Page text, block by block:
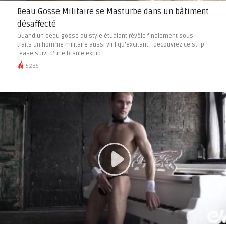
Beau Gosse Militaire se Masturbe dans un bâtiment
désaffecté
Quand un beau gosse au style étudiant révèle finalement sous
traits un homme militaire aussi viril qu’excitant… découvrez ce strip
tease suivi d’une branle exhib.
5285